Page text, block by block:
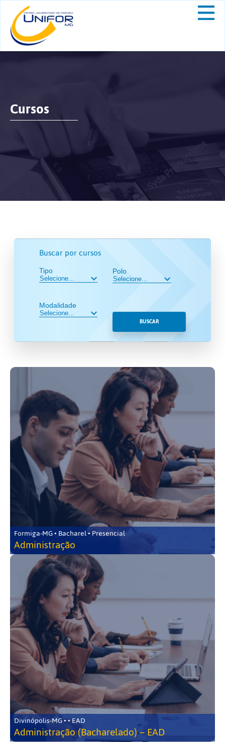
Cursos
Buscar por cursos
Tipo
Modalidade
Polo
BUSCAR
Formiga-MG • Bacharel • Presencial
Administração
Divinópolis-MG • • EAD
Administração (Bacharelado) – EAD